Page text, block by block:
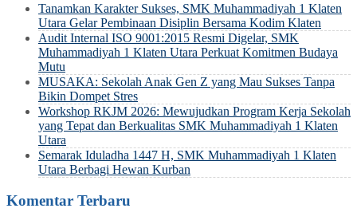
Tanamkan Karakter Sukses, SMK Muhammadiyah 1 Klaten
Utara Gelar Pembinaan Disiplin Bersama Kodim Klaten
Audit Internal ISO 9001:2015 Resmi Digelar, SMK
Muhammadiyah 1 Klaten Utara Perkuat Komitmen Budaya
Mutu
MUSAKA: Sekolah Anak Gen Z yang Mau Sukses Tanpa
Bikin Dompet Stres
Workshop RKJM 2026: Mewujudkan Program Kerja Sekolah
yang Tepat dan Berkualitas SMK Muhammadiyah 1 Klaten
Utara
Semarak Iduladha 1447 H, SMK Muhammadiyah 1 Klaten
Utara Berbagi Hewan Kurban
Komentar Terbaru